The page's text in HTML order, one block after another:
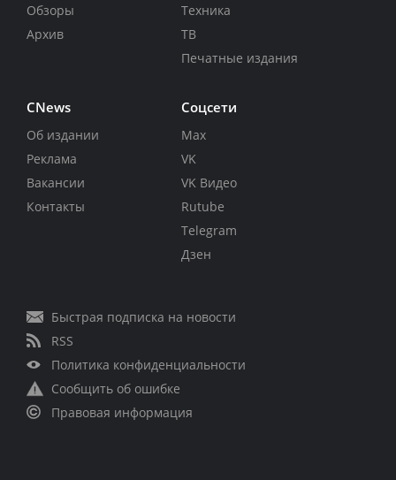
Обзоры
Архив
Техника
ТВ
Печатные издания
CNews
Об издании
Реклама
Вакансии
Контакты
Соцсети
Max
VK
VK Видео
Rutube
Telegram
Дзен
Быстрая подписка на новости
RSS
Политика конфиденциальности
Сообщить об ошибке
Правовая информация